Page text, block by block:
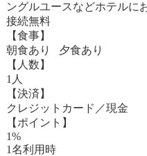
ングルユースなどホテルに
接続無料
【食事】
朝食あり 夕食あり
【人数】
1人
【決済】
クレジットカード／現金
【ポイント】
1%
1名利用時